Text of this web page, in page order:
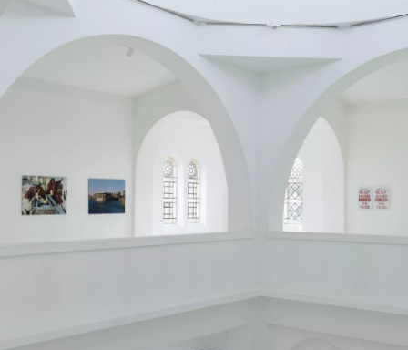
Medias
Publications
About